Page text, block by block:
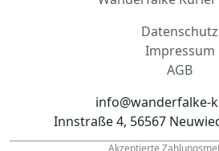
Impressum
AGB
Innstraße 4, 56567
Akzeptierte
Rechnung/